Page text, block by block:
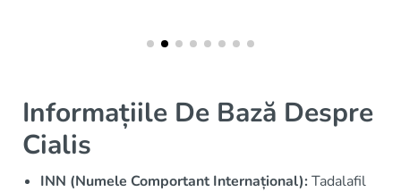
Informațiile De Bază Despre
Cialis
INN (Numele Comportant Internațional):Tadalafil